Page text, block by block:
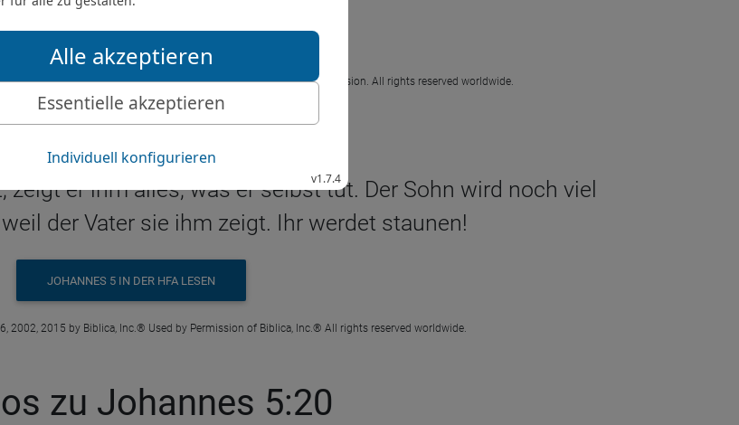
JOHANNES 5 IN DER NIV LESEN
TM Copyright © 1979, 1984, 2011 by Biblica, Inc. Used with permission. All rights reserved worldwide.
Joh 5 20 in der Hoffnung für Alle
zeigt er ihm alles, was er selbst tut. Der Sohn wird noch viel
der Vater sie ihm zeigt. Ihr werdet staunen!
JOHANNES 5 IN DER HFA LESEN
2002, 2015 by Biblica, Inc.® Used by Permission of Biblica, Inc.® All rights reserved worldwide.
zu Johannes 5:20